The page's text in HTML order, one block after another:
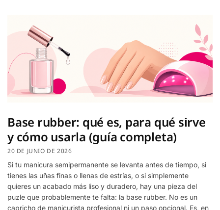
Base rubber: qué es, para qué sirve
y cómo usarla (guía completa)
20 DE JUNIO DE 2026
Si tu manicura semipermanente se levanta antes de tiempo, si
tienes las uñas finas o llenas de estrías, o si simplemente
quieres un acabado más liso y duradero, hay una pieza del
puzle que probablemente te falta: la base rubber. No es un
capricho de manicurista profesional ni un paso opcional. Es, en